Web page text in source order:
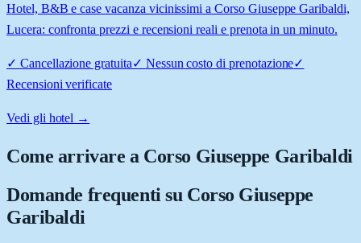
Hotel, B&B e case vacanza vicinissimi a Corso Giuseppe Garibaldi,
Lucera: confronta prezzi e recensioni reali e prenota in un minuto.
✓ Cancellazione gratuita✓ Nessun costo di prenotazione✓
Recensioni verificate
Vedi gli hotel →
Come arrivare a Corso Giuseppe Garibaldi
Domande frequenti su Corso Giuseppe
Garibaldi